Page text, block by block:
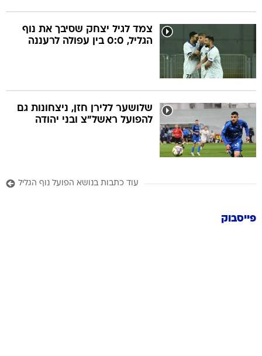
צמד לגיל יצחק שסיבך את נוף
הגליל, 0:0 בין עפולה לרעננה
שלושער ללירן חזן, ניצחונות גם
להפועל ראשל"צ ובני יהודה
עוד כתבות בנושא הפועל נוף הגליל
פייסבוק